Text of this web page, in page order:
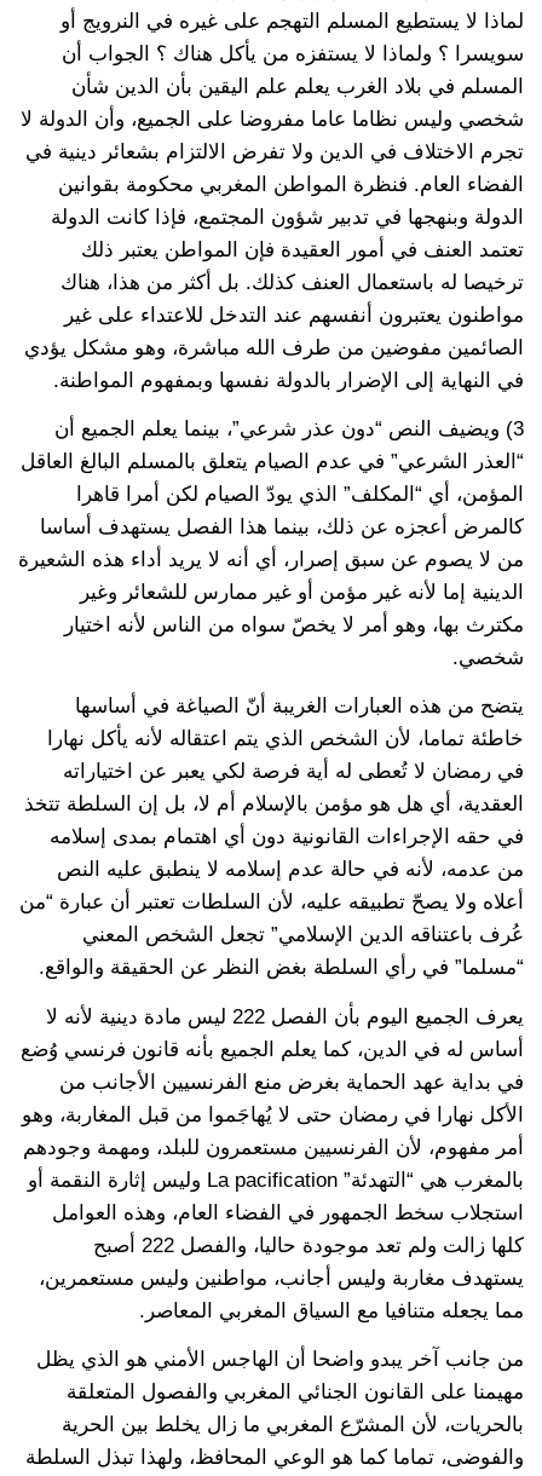
لماذا لا يستطيع المسلم التهجم على غيره في النرويج أو
سويسرا ؟ ولماذا لا يستفزه من يأكل هناك ؟ الجواب أن
المسلم في بلاد الغرب يعلم علم اليقين بأن الدين شأن
شخصي وليس نظاما عاما مفروضا على الجميع، وأن الدولة لا
تجرم الاختلاف في الدين ولا تفرض الالتزام بشعائر دينية في
الفضاء العام. فنظرة المواطن المغربي محكومة بقوانين
الدولة وبنهجها في تدبير شؤون المجتمع، فإذا كانت الدولة
تعتمد العنف في أمور العقيدة فإن المواطن يعتبر ذلك
ترخيصا له باستعمال العنف كذلك. بل أكثر من هذا، هناك
مواطنون يعتبرون أنفسهم عند التدخل للاعتداء على غير
الصائمين مفوضين من طرف الله مباشرة، وهو مشكل يؤدي
في النهاية إلى الإضرار بالدولة نفسها وبمفهوم المواطنة.
3) ويضيف النص “دون عذر شرعي”، بينما يعلم الجميع أن
“العذر الشرعي” في عدم الصيام يتعلق بالمسلم البالغ العاقل
المؤمن، أي “المكلف” الذي يودّ الصيام لكن أمرا قاهرا
كالمرض أعجزه عن ذلك، بينما هذا الفصل يستهدف أساسا
من لا يصوم عن سبق إصرار، أي أنه لا يريد أداء هذه الشعيرة
الدينية إما لأنه غير مؤمن أو غير ممارس للشعائر وغير
مكترث بها، وهو أمر لا يخصّ سواه من الناس لأنه اختيار
شخصي.
يتضح من هذه العبارات الغريبة أنّ الصياغة في أساسها
خاطئة تماما، لأن الشخص الذي يتم اعتقاله لأنه يأكل نهارا
في رمضان لا تُعطى له أية فرصة لكي يعبر عن اختياراته
العقدية، أي هل هو مؤمن بالإسلام أم لا، بل إن السلطة تتخذ
في حقه الإجراءات القانونية دون أي اهتمام بمدى إسلامه
من عدمه، لأنه في حالة عدم إسلامه لا ينطبق عليه النص
أعلاه ولا يصحّ تطبيقه عليه، لأن السلطات تعتبر أن عبارة “من
عُرف باعتناقه الدين الإسلامي” تجعل الشخص المعني
“مسلما” في رأي السلطة بغض النظر عن الحقيقة والواقع.
يعرف الجميع اليوم بأن الفصل 222 ليس مادة دينية لأنه لا
أساس له في الدين، كما يعلم الجميع بأنه قانون فرنسي وُضع
في بداية عهد الحماية بغرض منع الفرنسيين الأجانب من
الأكل نهارا في رمضان حتى لا يُهاجَموا من قبل المغاربة، وهو
أمر مفهوم، لأن الفرنسيين مستعمرون للبلد، ومهمة وجودهم
بالمغرب هي “التهدئة” La pacification وليس إثارة النقمة أو
استجلاب سخط الجمهور في الفضاء العام، وهذه العوامل
كلها زالت ولم تعد موجودة حاليا، والفصل 222 أصبح
يستهدف مغاربة وليس أجانب، مواطنين وليس مستعمرين،
مما يجعله متنافيا مع السياق المغربي المعاصر.
من جانب آخر يبدو واضحا أن الهاجس الأمني هو الذي يظل
مهيمنا على القانون الجنائي المغربي والفصول المتعلقة
بالحريات، لأن المشرّع المغربي ما زال يخلط بين الحرية
والفوضى، تماما كما هو الوعي المحافظ، ولهذا تبذل السلطة